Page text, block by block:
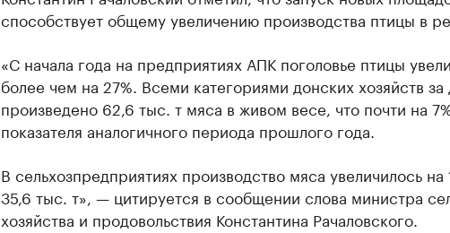
способствует общему увеличению производства птицы в
«С начала года на предприятиях АПК поголовье птицы
более чем на 27%. Всеми категориями донских хозяйств
произведено 62,6 тыс. т мяса в живом весе, что почти на
показателя аналогичного периода прошлого года.
В сельхозпредприятиях производство мяса увеличилось на
35,6 тыс. т», — цитируется в сообщении слова министра
хозяйства и продовольствия Константина Рачаловского.